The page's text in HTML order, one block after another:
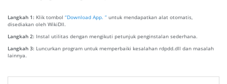
Langkah 1: Klik tombol “Download App. ” untuk mendapatkan alat otomatis,
disediakan oleh WikiDll.
Langkah 2: Instal utilitas dengan mengikuti petunjuk penginstalan sederhana.
Langkah 3: Luncurkan program untuk memperbaiki kesalahan rdpdd.dll dan masalah
lainnya.